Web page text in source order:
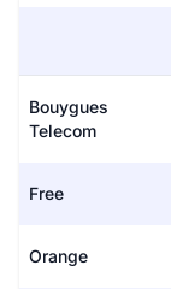
Bouygues
Telecom
Free
Orange